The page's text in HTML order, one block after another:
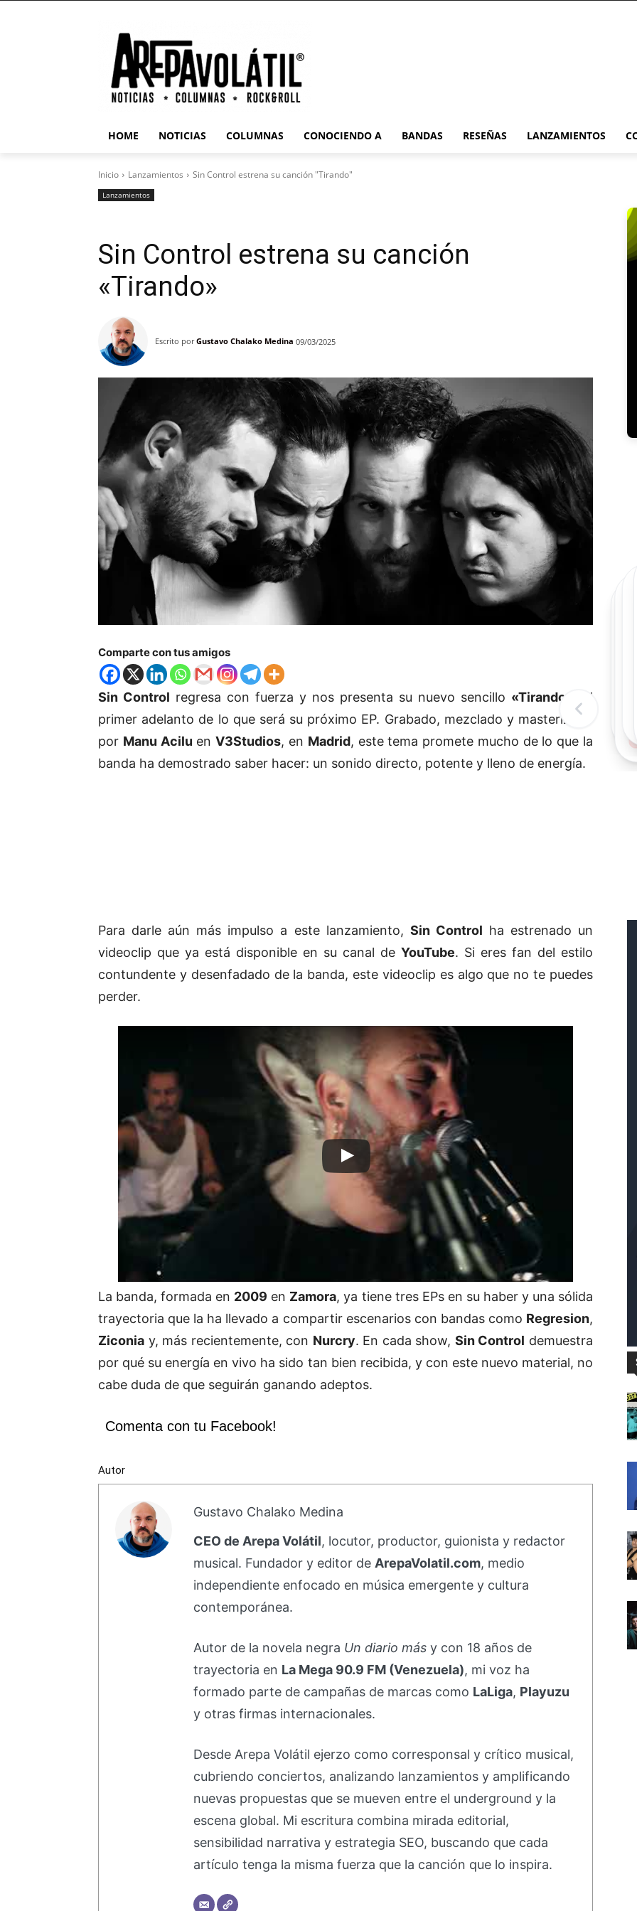
HOME NOTICIAS COLUMNAS CONOCIENDO A BANDAS RESEÑAS LANZAMIENTOS
Inicio Lanzamientos Sin Control estrena su canción "Tirando"
Lanzamientos
Sin Control estrena su canción
«Tirando»
Escrito por Gustavo Chalako Medina 09/03/2025
Comparte con tus amigos
Sin Control regresa con fuerza y nos presenta su nuevo sencillo «Tirando»
, el
primer adelanto de lo que será su próximo EP. Grabado, mezclado y masterizado
por Manu Acilu enV3Studios, en Madrid, este tema promete mucho de lo que la
banda ha demostrado saber hacer: un sonido directo, potente y lleno de energía.
Para darle aún más impulso a este lanzamiento, Sin Control ha estrenado un
videoclip que ya está disponible en su canal de YouTube. Si eres fan del estilo
contundente y desenfadado de la banda, este videoclip es algo que no te puedes
perder.
La banda, formada en 2009 en Zamora, ya tiene tres EPs en su haber y una sólida
trayectoria que la ha llevado a compartir escenarios con bandas como Regresion,
Ziconia y, más recientemente, con Nurcry. En cada show, Sin Control demuestra
por qué su energía en vivo ha sido tan bien recibida, y con este nuevo material, no
cabe duda de que seguirán ganando adeptos.
Comenta con tu Facebook!
Autor
Gustavo Chalako Medina
CEO de Arepa Volátil, locutor, productor, guionista y redactor
musical. Fundador y editor de ArepaVolatil.com, medio
independiente enfocado en música emergente y cultura
contemporánea.
Autor de la novela negra Un diario másy con 18 años de
trayectoria en La Mega 90.9 FM (Venezuela), mi voz ha
formado parte de campañas de marcas como LaLiga, Playuzu
y otras firmas internacionales.
Desde Arepa Volátil ejerzo como corresponsal y crítico musical,
cubriendo conciertos, analizando lanzamientos y amplificando
nuevas propuestas que se mueven entre el underground y la
escena global. Mi escritura combina mirada editorial,
sensibilidad narrativa y estrategia SEO, buscando que cada
artículo tenga la misma fuerza que la canción que lo inspira.